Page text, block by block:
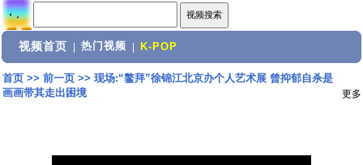
视频首页 热门视频 K-POP
首页>> 前一页>> 现场:“鳌拜”徐锦江北京办个人艺术展 曾抑郁自杀是
画画带其走出困境
更多